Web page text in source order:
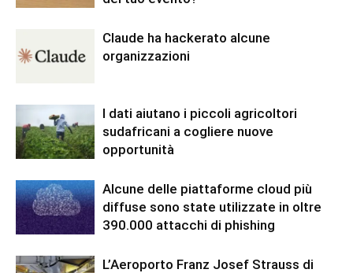
Claude ha hackerato alcune
organizzazioni
I dati aiutano i piccoli agricoltori
sudafricani a cogliere nuove
opportunità
Alcune delle piattaforme cloud più
diffuse sono state utilizzate in oltre
390.000 attacchi di phishing
L’Aeroporto Franz Josef Strauss di